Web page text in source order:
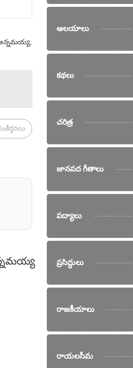
అన్నమయ్య,
ఏణ నయనల చూపులెంత
ఆలయాలు
కథలు
చరిత్ర
జానపద గీతాలు
పద్యాలు
ప్రసిద్ధులు
రాజకీయాలు
రాయలసీమ